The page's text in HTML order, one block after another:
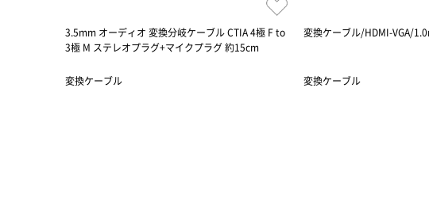
3.5mm オーディオ 変換分岐ケーブル CTIA 4極 F to
3極 M ステレオプラグ+マイクプラグ 約15cm
変換ケーブル
変換ケーブル/HDMI-VGA/
変換ケーブル